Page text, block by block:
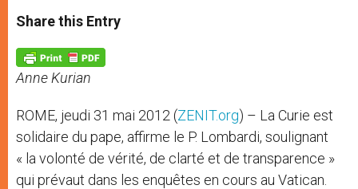
t
s
p
p
s
e
g
e
r
e
b
o
k
Share this Entry
Anne Kurian
ROME, jeudi 31 mai 2012 (ZENIT.org) – La Curie est
solidaire du pape, affirme le P. Lombardi, soulignant
« la volonté de vérité, de clarté et de transparence »
qui prévaut dans les enquêtes en cours au Vatican.